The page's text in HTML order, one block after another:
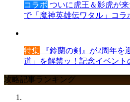
コラボ ついに虎王＆影虎が来
で「魔神英雄伝ワタル」コラ
特集 『鈴蘭の剣』が2周年を
道」を解禁ッ！記念イベント
攻略記事ランキング